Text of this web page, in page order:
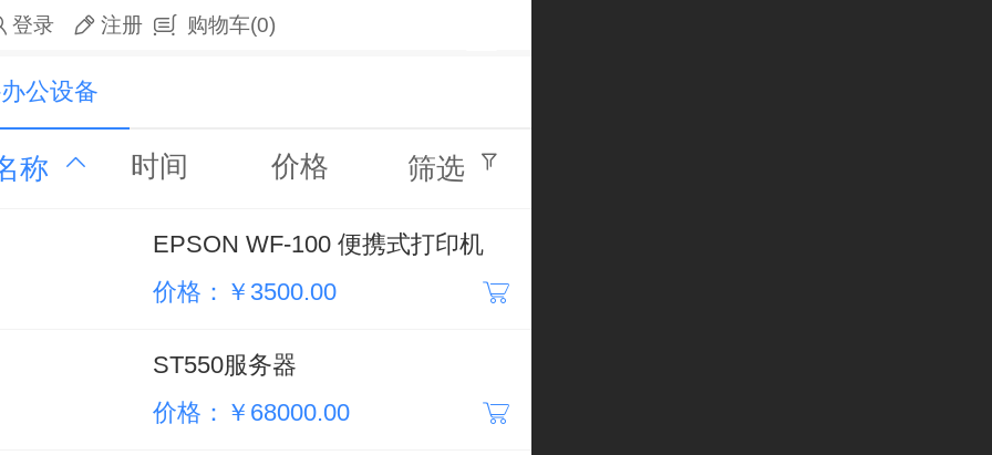
登录 注册 购物车(0)
公设备
称 时间 价格 筛选
EPSON WF-100 便携式打印机
价格：￥3500.00
ST550服务器
价格：￥68000.00